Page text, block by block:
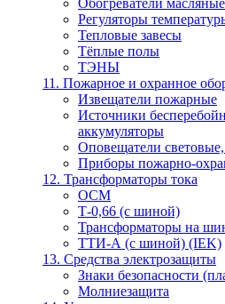
Обогреватели масляные
Регуляторы
Тепловые завесы
Тёплые полы
ТЭНЫ
11. Пожарное и охранное
Извещатели пожарные
Источники
аккумуляторы
Оповещатели световые,
Приборы пожарно-
12. Трансформаторы тока
ОСМ
Т-0,66 (с шиной)
Трансформаторы на
ТТИ-А (с шиной) (IEK)
13. Средства электрозащиты
Знаки безопасности
Молниезащита